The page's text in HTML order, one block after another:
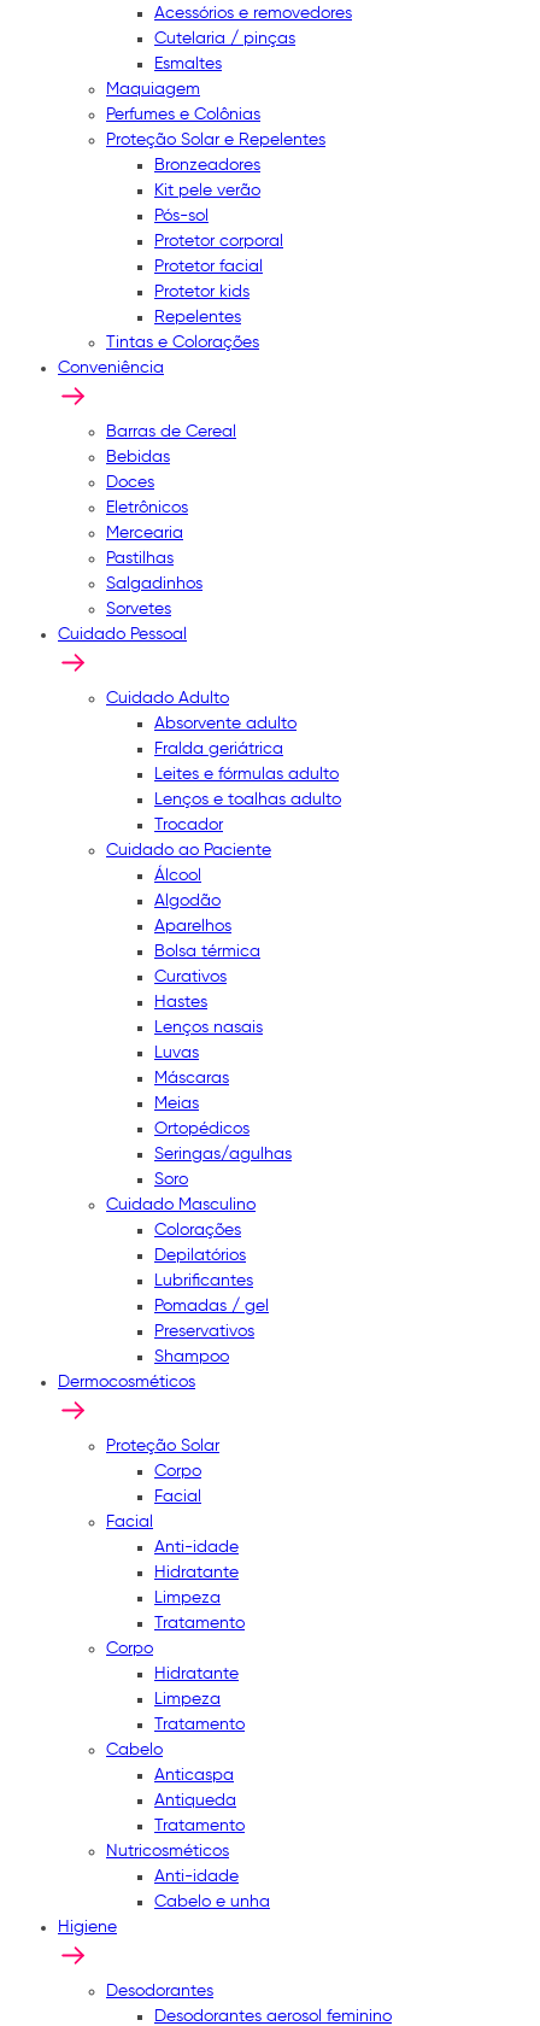
Acessórios e removedores
Cutelaria / pinças
Esmaltes
Maquiagem
Perfumes e Colônias
Proteção Solar e Repelentes
Bronzeadores
Kit pele verão
Pós-sol
Protetor corporal
Protetor facial
Protetor kids
Repelentes
Tintas e Colorações
Conveniência
Barras de Cereal
Bebidas
Doces
Eletrônicos
Mercearia
Pastilhas
Salgadinhos
Sorvetes
Cuidado Pessoal
Cuidado Adulto
Absorvente adulto
Fralda geriátrica
Leites e fórmulas adulto
Lenços e toalhas adulto
Trocador
Cuidado ao Paciente
Álcool
Algodão
Aparelhos
Bolsa térmica
Curativos
Hastes
Lenços nasais
Luvas
Máscaras
Meias
Ortopédicos
Seringas/agulhas
Soro
Cuidado Masculino
Colorações
Depilatórios
Lubrificantes
Pomadas / gel
Preservativos
Shampoo
Dermocosméticos
Proteção Solar
Corpo
Facial
Facial
Anti-idade
Hidratante
Limpeza
Tratamento
Corpo
Hidratante
Limpeza
Tratamento
Cabelo
Anticaspa
Antiqueda
Tratamento
Nutricosméticos
Anti-idade
Cabelo e unha
Higiene
Desodorantes
Desodorantes aerosol feminino